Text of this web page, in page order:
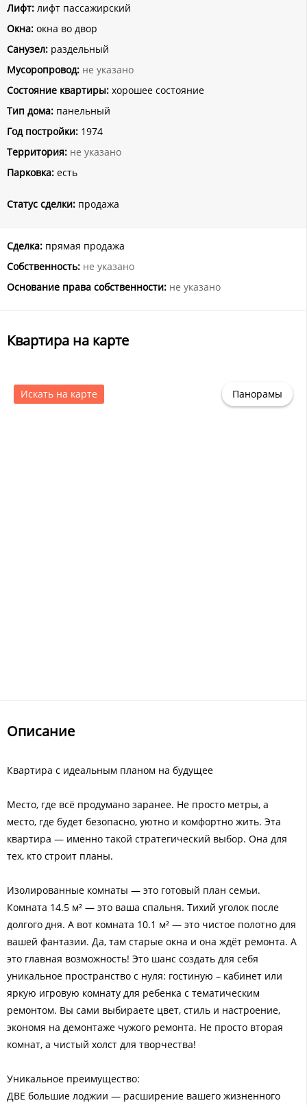
Лифт: лифт пассажирский
Окна: окна во двор
Санузел: раздельный
Мусоропровод: не указано
Состояние квартиры: хорошее состояние
Тип дома: панельный
Год постройки: 1974
Территория: не указано
Парковка: есть
Статус сделки: продажа
Сделка: прямая продажа
Собственность: не указано
Основание права собственности: не указано
Описание
Квартира с идеальным планом на будущее
Место, где всё продумано заранее. Не просто метры, а
место, где будет безопасно, уютно и комфортно жить. Эта
квартира — именно такой стратегический выбор. Она для
тех, кто строит планы.
Изолированные комнаты — это готовый план семьи.
Комната 14.5 м² — это ваша спальня. Тихий уголок после
долгого дня. А вот комната 10.1 м² — это чистое полотно для
вашей фантазии. Да, там старые окна и она ждёт ремонта. А
это главная возможность! Это шанс создать для себя
уникальное пространство с нуля: гостиную – кабинет или
яркую игровую комнату для ребенка с тематическим
ремонтом. Вы сами выбираете цвет, стиль и настроение,
экономя на демонтаже чужого ремонта. Не просто вторая
комнат, а чистый холст для творчества!
Уникальное преимущество:
ДВЕ большие лоджии — расширение вашего жизненного
Квартира на карте
Искать на карте Панорамы